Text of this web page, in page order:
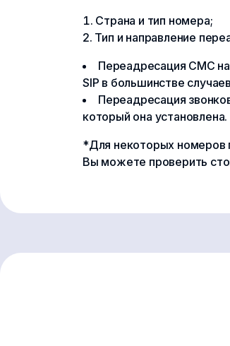
Страна и тип номера;
Тип и направление
Переадресация СМС на
SIP в большинстве
Переадресация
который она установлена.
*Для некоторых номеров
Вы можете проверить